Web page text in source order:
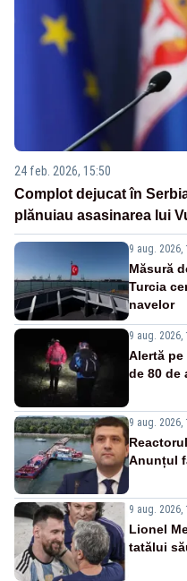
24 feb. 2026, 15:50
Complot dejucat în
plănuiau asasinarea lui
9 aug. 2026,
Măsură
Turcia
navelor
9 aug. 2026,
Alertă
de 80 de
9 aug. 2026,
Anunțul
9 aug. 2026,
Lionel
tatălui